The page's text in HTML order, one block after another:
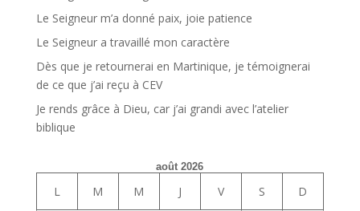
Le Seigneur m’a donné paix, joie patience
Le Seigneur a travaillé mon caractère
Dès que je retournerai en Martinique, je témoignerai
de ce que j’ai reçu à CEV
Je rends grâce à Dieu, car j’ai grandi avec l’atelier
biblique
août 2026
L M M J V S D